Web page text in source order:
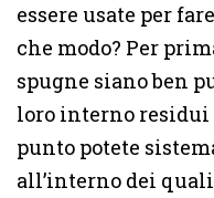
essere usate per
che modo? Per
spugne siano ben
loro interno residui
punto potete
all’interno dei